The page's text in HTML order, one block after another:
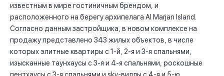
известным в мире гостиничным брендом, и
расположенного на берегу архипелага Al Marjan Island.
Согласно данным застройщика, в новом комплексе на
продажу представлено 343 жилых объектов, в числе
которых элитные квартиры с 1-й, 2-я и 3-я спальнями,
изысканные таунхаусы с 3-я и 4-я спальнями, роскошные